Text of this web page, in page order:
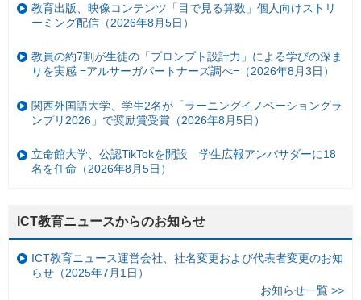
教育出版、映像コンテンツ「目で見る算数」個人向けストリ
ーミング配信（2026年8月5日）
教員の約7割が生徒の「プロンプト設計力」による学びの深ま
りを実感 =アルサーガパートナーズ調べ=（2026年8月3日）
関西外国語大学、学生2名が「ラーニングイノベーショングラ
ンプリ2026」で奨励賞受賞（2026年8月5日）
立命館大学、公認TikTokを開設 学生広報アンバサダーに18
名を任命（2026年8月5日）
ICT教育ニュースからのお知らせ
ICT教育ニュース運営会社、社名変更および代表者変更のお知
らせ（2025年7月1日）
お知らせ一覧 >>